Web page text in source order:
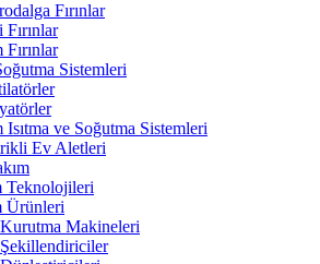
Fırınlar
Fırınlar
Sistemleri
Isıtma ve Soğutma Sistemleri
Ev Aletleri
Teknolojileri
Ürünleri
Makineleri